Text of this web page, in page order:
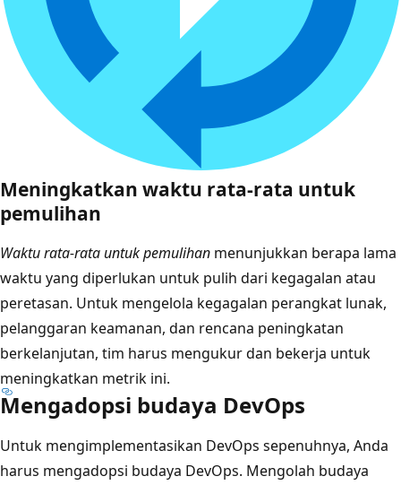
Meningkatkan waktu rata-rata untuk
pemulihan
Waktu rata-rata untuk pemulihan menunjukkan berapa lama
waktu yang diperlukan untuk pulih dari kegagalan atau
peretasan. Untuk mengelola kegagalan perangkat lunak,
pelanggaran keamanan, dan rencana peningkatan
berkelanjutan, tim harus mengukur dan bekerja untuk
meningkatkan metrik ini.
Mengadopsi budaya DevOps
Untuk mengimplementasikan DevOps sepenuhnya, Anda
harus mengadopsi budaya DevOps. Mengolah budaya